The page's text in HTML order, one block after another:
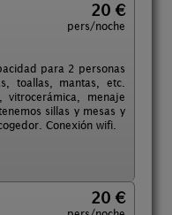
20 €
pers/noche
para 2 personas
toallas, mantas, etc.
menaje
sillas y mesas y
Conexión wifi.
20 €